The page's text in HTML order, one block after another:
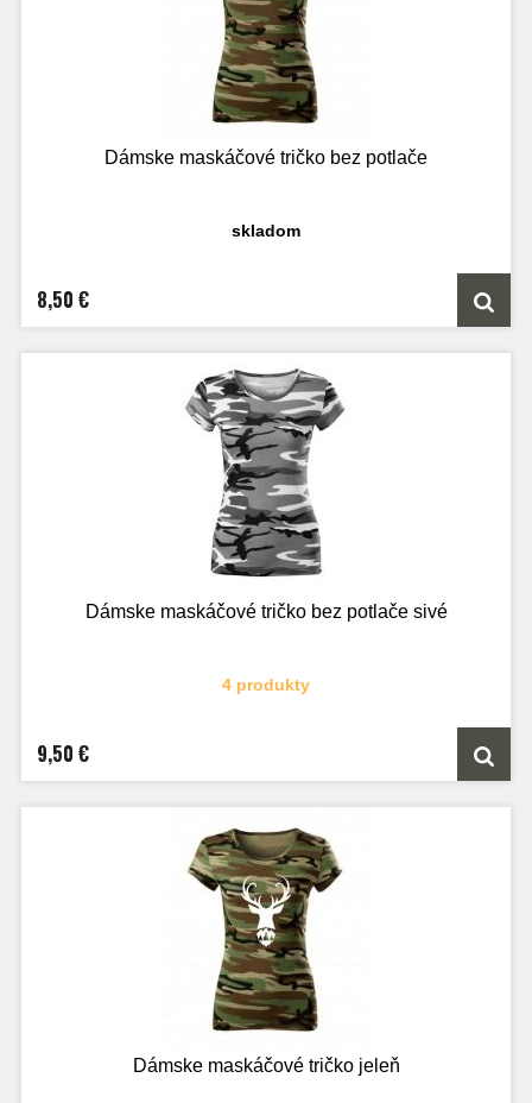
Dámske maskáčové tričko bez potlače
skladom
8,50 €
Dámske maskáčové tričko bez potlače sivé
4 produkty
9,50 €
Dámske maskáčové tričko jeleň